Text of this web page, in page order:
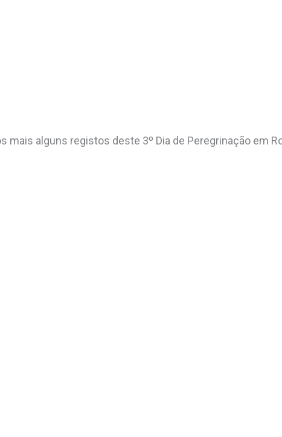
mais alguns registos deste 3º Dia de Peregrinação em